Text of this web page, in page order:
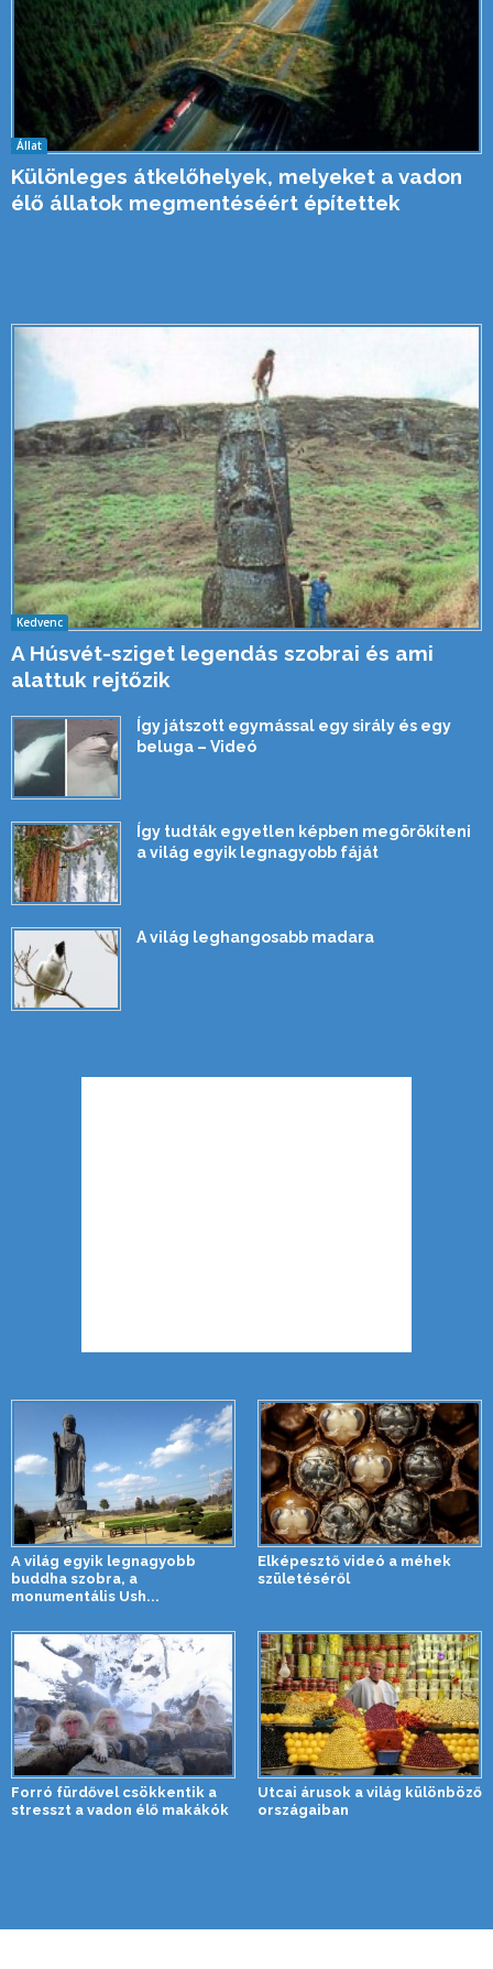
Állat
Különleges átkelőhelyek, melyeket a vadon
élő állatok megmentéséért építettek
Kedvenc
A Húsvét-sziget legendás szobrai és ami
alattuk rejtőzik
Így játszott egymással egy sirály és egy
beluga – Videó
Így tudták egyetlen képben megörökíteni
a világ egyik legnagyobb fáját
A világ leghangosabb madara
A világ egyik legnagyobb
buddha szobra, a
monumentális Ush...
Elképesztő videó a méhek
születéséről
Forró fürdővel csökkentik a
stresszt a vadon élő makákók
Utcai árusok a világ különböző
országaiban